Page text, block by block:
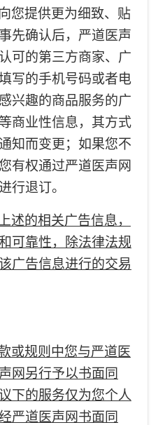
您提供更为细致、贴
先确认后，严道医声
可的第三方商家、广
写的手机号码或者电
兴趣的商品服务的广
商业性信息，其方式
知而变更；如果您不
有权通过严道医声网
行退订。
述的相关广告信息，
可靠性，除法律法规
广告信息进行的交易
或规则中您与严道医
网另行予以书面同
下的服务仅为您个人
严道医声网书面同